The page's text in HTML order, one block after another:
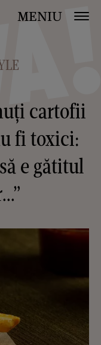
MENIU
cartofii
fi toxici:
e gătitul